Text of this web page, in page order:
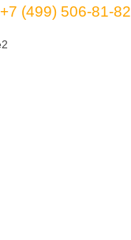
+7 (499) 506-81-82